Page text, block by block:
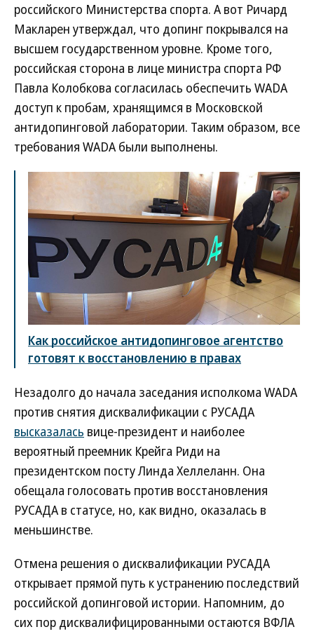
российского Министерства спорта. А вот Ричард
Макларен утверждал, что допинг покрывался на
высшем государственном уровне. Кроме того,
российская сторона в лице министра спорта РФ
Павла Колобкова согласилась обеспечить WADA
доступ к пробам, хранящимся в Московской
антидопинговой лаборатории. Таким образом, все
требования WADA были выполнены.
Как российское антидопинговое агентство
готовят к восстановлению в правах
Незадолго до начала заседания исполкома WADA
против снятия дисквалификации с РУСАДА
высказалась вице-президент и наиболее
вероятный преемник Крейга Риди на
президентском посту Линда Хеллеланн. Она
обещала голосовать против восстановления
РУСАДА в статусе, но, как видно, оказалась в
меньшинстве.
Отмена решения о дисквалификации РУСАДА
открывает прямой путь к устранению последствий
российской допинговой истории. Напомним, до
сих пор дисквалифицированными остаются ВФЛА